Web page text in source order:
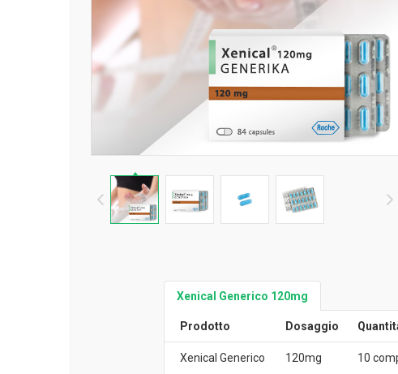
Xenical Generico 120mg
Prodotto Dosaggio
Xenical Generico 120mg 10